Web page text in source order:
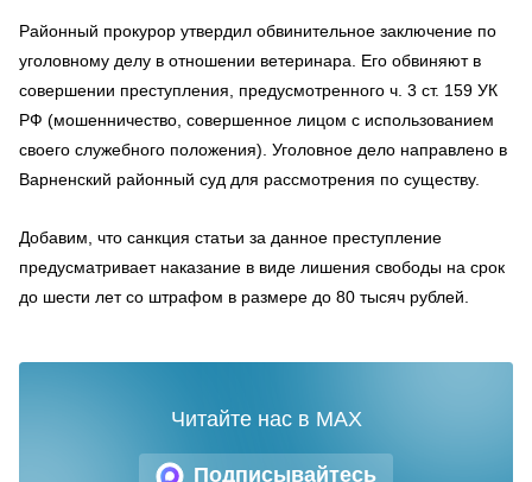
Районный прокурор утвердил обвинительное заключение по
уголовному делу в отношении ветеринара. Его обвиняют в
совершении преступления, предусмотренного ч. 3 ст. 159 УК
РФ (мошенничество, совершенное лицом с использованием
своего служебного положения). Уголовное дело направлено в
Варненский районный суд для рассмотрения по существу.
Добавим, что санкция статьи за данное преступление
предусматривает наказание в виде лишения свободы на срок
до шести лет со штрафом в размере до 80 тысяч рублей.
Подписывайтесь
Читайте нас в MAX